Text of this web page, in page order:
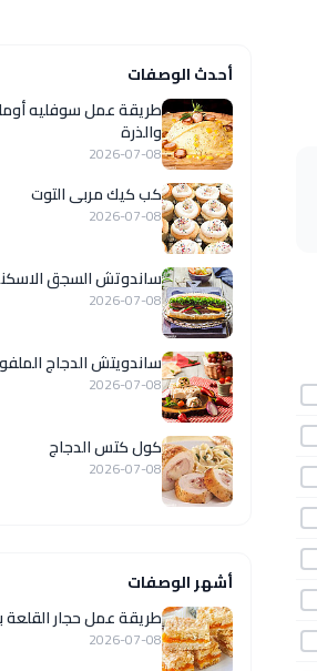
أحدث الوصفات
طريقة عمل سوفليه
والذرة
2026-07-08
كب كيك مربى التوت
2026-07-08
ساندوتش السجق
2026-07-08
ساندويتش الدجاج
2026-07-08
كول كتس الدجاج
2026-07-08
أشهر الوصفات
طريقة عمل حجار
2026-07-08